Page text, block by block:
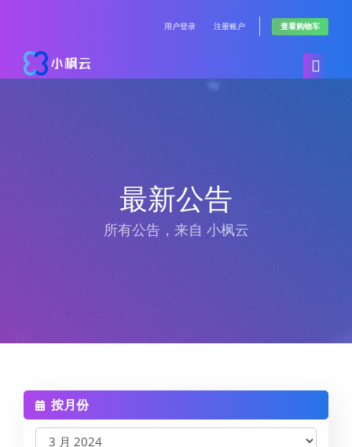
用户登录 注册账户 查看购物车
高频VPS(AMD 锐龙 9950X)
最新公告
所有公告，来自 小枫云
按月份